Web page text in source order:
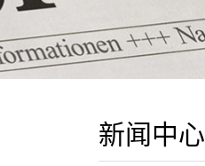
新闻中心